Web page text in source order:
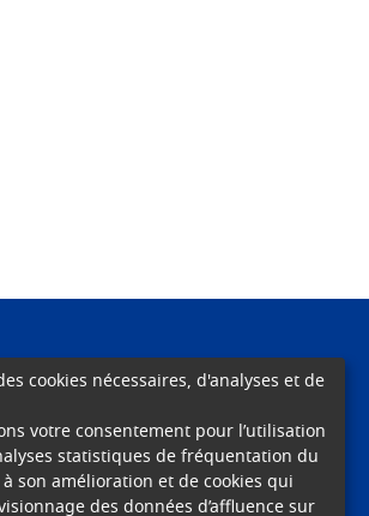
cookies nécessaires, d'analyses et de
votre consentement pour l’utilisation
statistiques de fréquentation du
son amélioration et de cookies qui
des données d’affluence sur